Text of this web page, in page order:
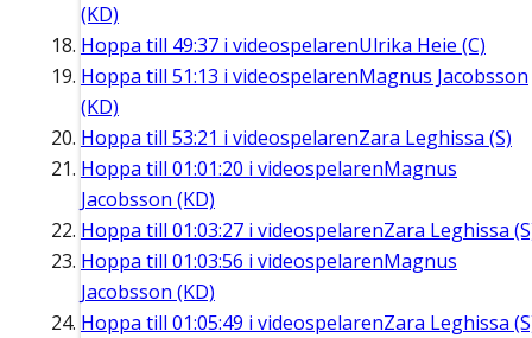
(KD)
Hoppa till 49:37 i videospelarenUlrika Heie (C)
Hoppa till 51:13 i videospelarenMagnus Jacobsson
(KD)
Hoppa till 53:21 i videospelarenZara Leghissa (S)
Hoppa till 01:01:20 i videospelarenMagnus
Jacobsson (KD)
Hoppa till 01:03:27 i videospelarenZara Leghissa
Hoppa till 01:03:56 i videospelarenMagnus
Jacobsson (KD)
Hoppa till 01:05:49 i videospelarenZara Leghissa